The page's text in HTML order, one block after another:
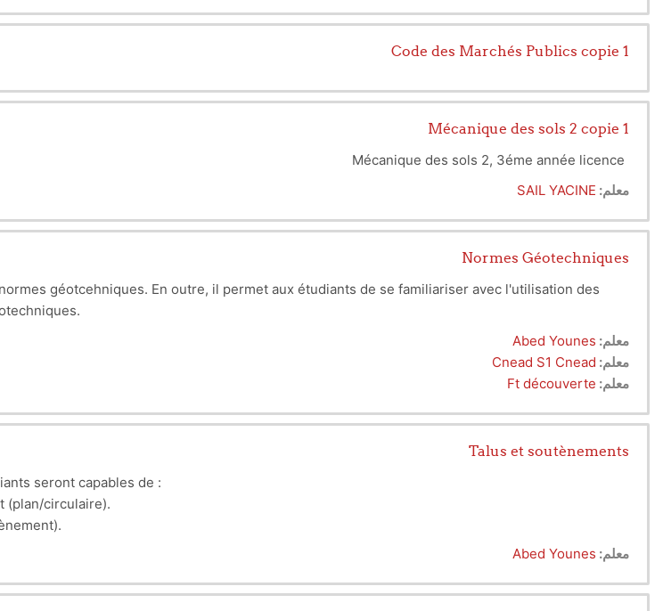
Code des Marchés Publics copie 1
Mécanique des sols 2 copie 1
Mécanique des sols 2, 3éme année licence
معلم: SAIL YACINE
Normes Géotechniques
géotcehniques. En outre, il permet aux étudiants de se familiariser avec l'utilisation des
معلم: Abed Younes
معلم: Cnead S1 Cnead
معلم: Ft découverte
Talus et soutènements
seront capables de :
(plan/circulaire).
معلم: Abed Younes